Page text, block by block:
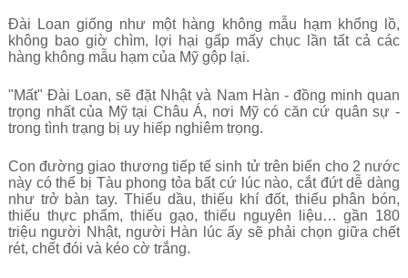
Đài Loan giống như một hàng không mẫu hạm khổng lồ,
không bao giờ chìm, lợi hại gấp mấy chục lần tất cả các
hàng không mẫu hạm của Mỹ gộp lại.
"Mất" Đài Loan, sẽ đặt Nhật và Nam Hàn - đồng minh quan
trọng nhất của Mỹ tại Châu Á, nơi Mỹ có căn cứ quân sự -
trong tình trạng bị uy hiếp nghiêm trọng.
Con đường giao thương tiếp tế sinh tử trên biển cho 2 nước
này có thể bị Tàu phong tỏa bất cứ lúc nào, cắt đứt dễ dàng
như trở bàn tay. Thiếu dầu, thiếu khí đốt, thiếu phân bón,
thiếu thực phẩm, thiếu gạo, thiếu nguyên liệu… gần 180
triệu người Nhật, người Hàn lúc ấy sẽ phải chọn giữa chết
rét, chết đói và kéo cờ trắng.